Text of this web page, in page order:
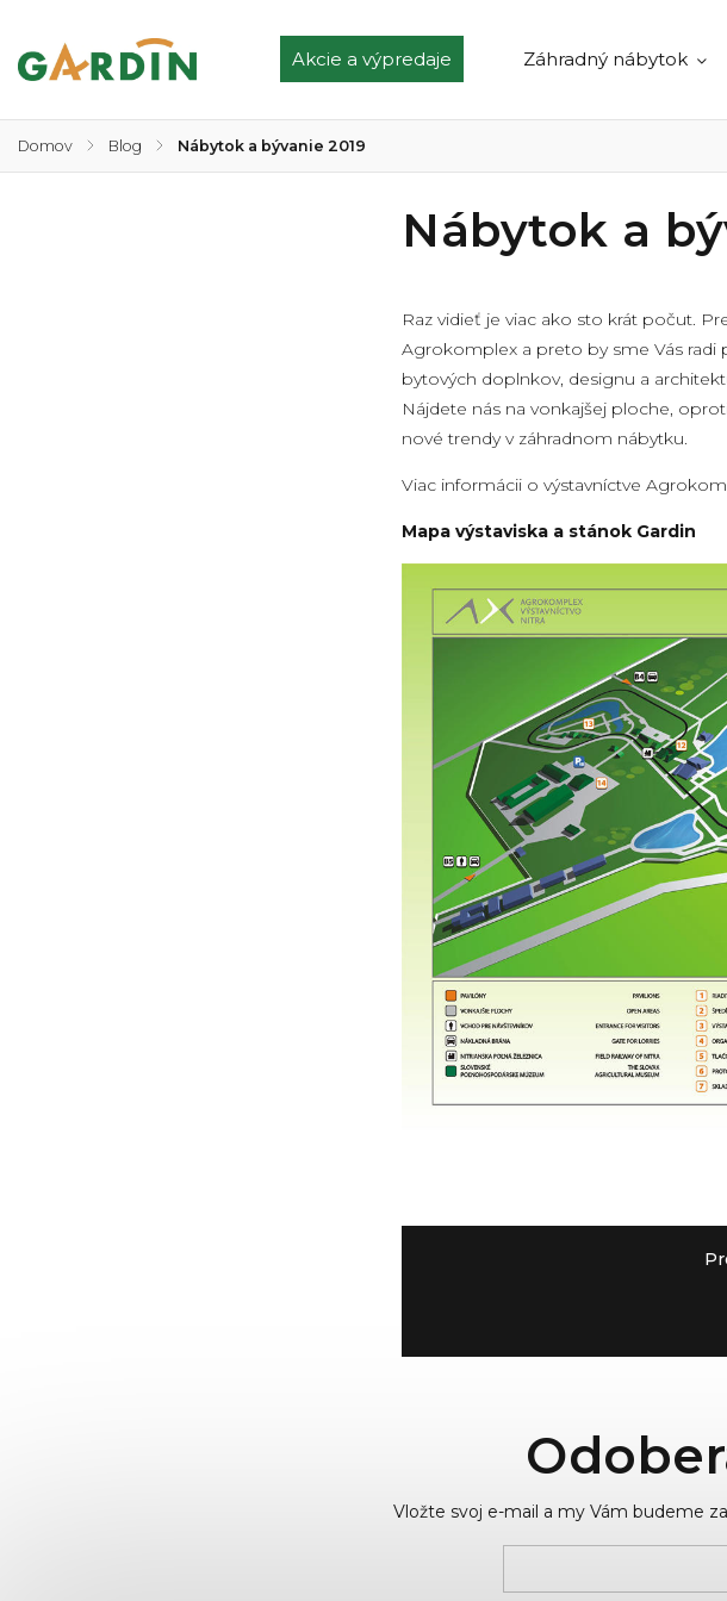
Akcie a výpredaje Záhradný nábytok
Domov / Blog / Nábytok a bývanie 2019
Nábytok a
Raz vidieť je viac ako sto krát počut.
Agrokomplex a preto by sme Vás radi
bytových doplnkov, designu a
Nájdete nás na vonkajšej ploche,
nové trendy v záhradnom nábytku.
Viac informácii o výstavníctve
Mapa výstaviska a stánok Gardin
Vložte svoj e-mail a my Vám budeme